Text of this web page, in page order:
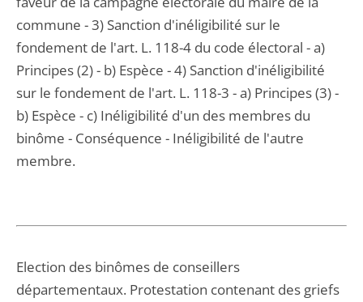
commune - 3) Sanction d'inéligibilité sur le
fondement de l'art. L. 118-4 du code électoral - a)
Principes (2) - b) Espèce - 4) Sanction d'inéligibilité
sur le fondement de l'art. L. 118-3 - a) Principes (3) -
b) Espèce - c) Inéligibilité d'un des membres du
binôme - Conséquence - Inéligibilité de l'autre
membre.
Election des binômes de conseillers
départementaux. Protestation contenant des griefs